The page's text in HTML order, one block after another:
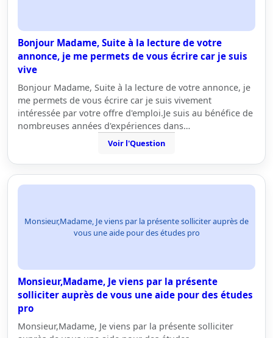
Bonjour Madame, Suite à la lecture de votre
annonce, je me permets de vous écrire car je suis
vive
Bonjour Madame, Suite à la lecture de votre annonce, je
me permets de vous écrire car je suis vivement
intéressée par votre offre d'emploi.Je suis au bénéfice de
nombreuses années d'expériences dans…
Voir l'Question
Monsieur,Madame, Je viens par la présente solliciter auprès de
vous une aide pour des études pro
Monsieur,Madame, Je viens par la présente
solliciter auprès de vous une aide pour des études
pro
Monsieur,Madame, Je viens par la présente solliciter